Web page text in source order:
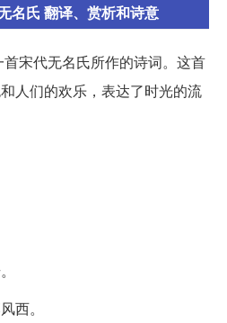
名氏 翻译、赏析和诗意
首宋代无名氏所作的诗词。这首
人们的欢乐，表达了时光的流
西。